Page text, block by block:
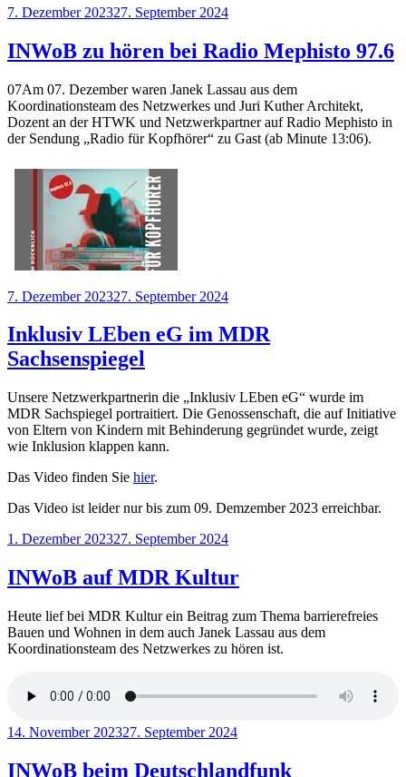
Auswahl
hat,
auch
eine
Wahl!““
Veröffentlicht
7. Dezember 202327. September 2024
INWoB zu hören bei Radio Mephisto 97.6
07Am 07. Dezember waren Janek Lassau aus dem
Koordinationsteam des Netzwerkes und Juri Kuther Architekt,
Dozent an der HTWK und Netzwerkpartner auf Radio Mephisto in
der Sendung „Radio für Kopfhörer“ zu Gast (ab Minute 13:06).
Veröffentlicht
7. Dezember 202327. September 2024
Inklusiv LEben eG im MDR
Sachsenspiegel
Unsere Netzwerkpartnerin die „Inklusiv LEben eG“ wurde im
MDR Sachspiegel portraitiert. Die Genossenschaft, die auf Initiative
von Eltern von Kindern mit Behinderung gegründet wurde, zeigt
wie Inklusion klappen kann.
Das Video finden Sie hier.
Das Video ist leider nur bis zum 09. Demzember 2023 erreichbar.
Veröffentlicht
1. Dezember 202327. September 2024
INWoB auf MDR Kultur
Heute lief bei MDR Kultur ein Beitrag zum Thema barrierefreies
Bauen und Wohnen in dem auch Janek Lassau aus dem
Koordinationsteam des Netzwerkes zu hören ist.
Veröffentlicht
14. November 202327. September 2024
INWoB beim Deutschlandfunk